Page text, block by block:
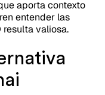
aporta contexto
entender las
valiosa.